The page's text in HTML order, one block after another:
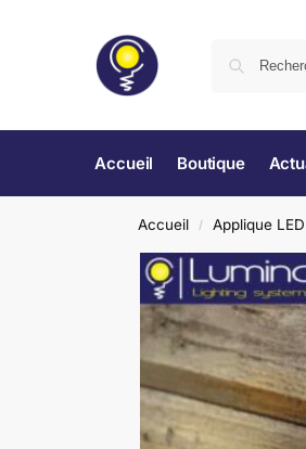
Accueil Boutique
Accueil / Applique LED